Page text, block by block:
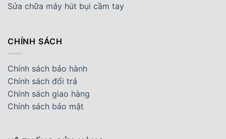
Sửa chữa máy hút bụi cầm tay
CHÍNH SÁCH
Chính sách bảo hành
Chính sách đổi trả
Chính sách giao hàng
Chính sách bảo mật